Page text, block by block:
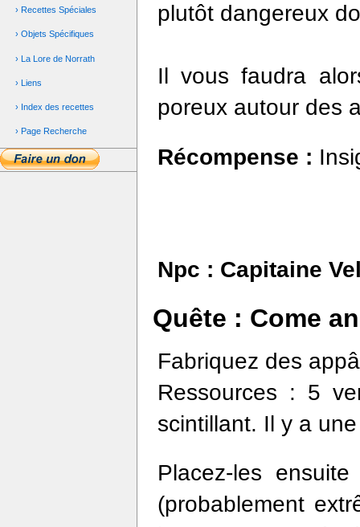
› Recettes Spéciales
› Objets Spécifiques
› La Lore de Norrath
› Liens
› Index des recettes
› Page Recherche
plutôt dangereux
Il vous faudra
poreux autour des
Récompense :
Npc : Capitaine
Quête : Come
Fabriquez des
Ressources : 5
scintillant. Il y a
Placez-les
(probablement